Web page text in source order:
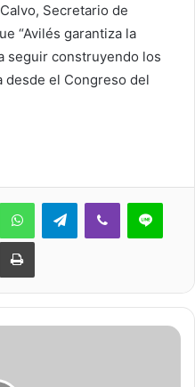
Secretario de
“Avilés garantiza la
seguir construyendo los
desde el Congreso del
WhatsAppTelegramViber Line
via Email Print